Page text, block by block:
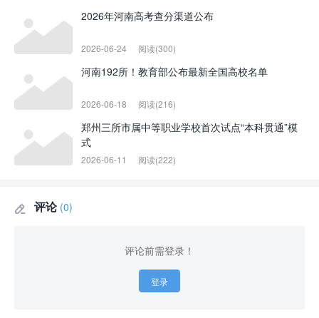
2026年河南高考查分渠道公布
2026-06-24 阅读(300)
河南192所！教育部公布最新全国高校名单
2026-06-18 阅读(216)
郑州三所市属中等职业学校首次试点“本科贯通”模
式
2026-06-11 阅读(222)
 评论 (0)
评论前需登录！
登录